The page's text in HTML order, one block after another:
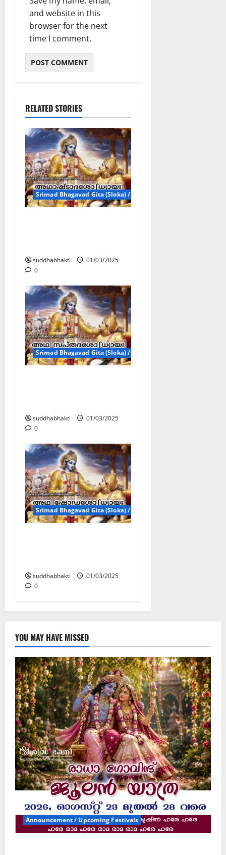
and website in this
browser for the next
time I comment.
RELATED STORIES
Srimad Bhagavad Gita (Sloka) / ശ്രീമദ്ഭഗവദ്ഗീതാ ശ്ളോകങ്ങൾ
suddhabhakti
01/03/2025
0
Srimad Bhagavad Gita (Sloka) / ശ്രീമദ്ഭഗവദ്ഗീതാ ശ്ളോകങ്ങൾ
suddhabhakti
01/03/2025
0
Srimad Bhagavad Gita (Sloka) / ശ്രീമദ്ഭഗവദ്ഗീതാ ശ്ളോകങ്ങൾ
suddhabhakti
01/03/2025
0
YOU MAY HAVE MISSED
Announcement / Upcoming Festivals